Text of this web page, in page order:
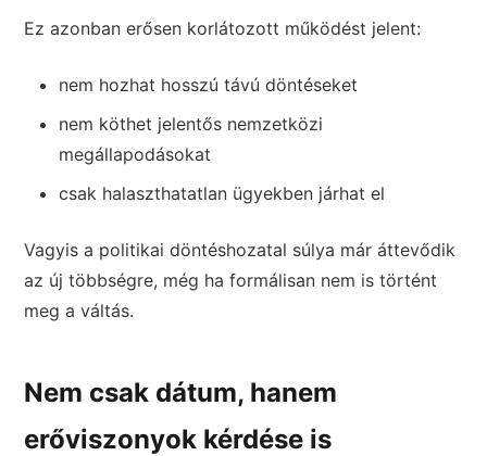
Ez azonban erősen korlátozott működést jelent:
nem hozhat hosszú távú döntéseket
nem köthet jelentős nemzetközi
megállapodásokat
csak halaszthatatlan ügyekben járhat el
Vagyis a politikai döntéshozatal súlya már áttevődik
az új többségre, még ha formálisan nem is történt
meg a váltás.
Nem csak dátum, hanem
erőviszonyok kérdése is